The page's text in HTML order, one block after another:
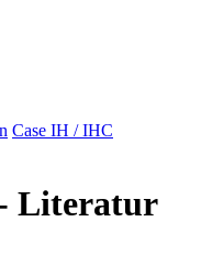
Case IH / IHC
Literatur